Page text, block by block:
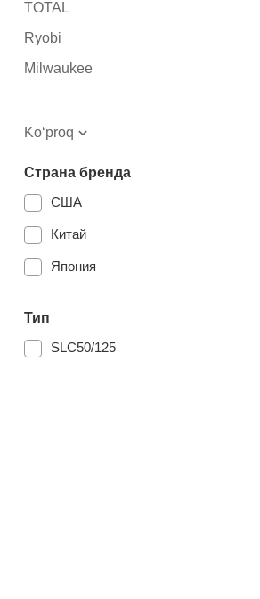
TOTAL
Ryobi
Milwaukee
Ko‘proq
Страна бренда
США
Китай
Япония
Тип
SLC50/125